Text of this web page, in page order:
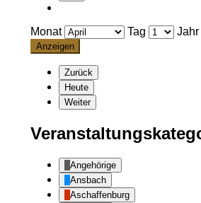
Monat Tag Jahr
Zurück
Heute
Weiter
Angehörige
Ansbach
Aschaffenburg